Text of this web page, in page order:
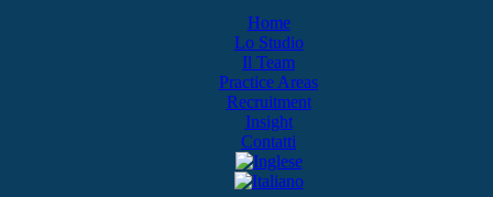
Home
Lo Studio
Il Team
Practice Areas
Recruitment
Insight
Contatti